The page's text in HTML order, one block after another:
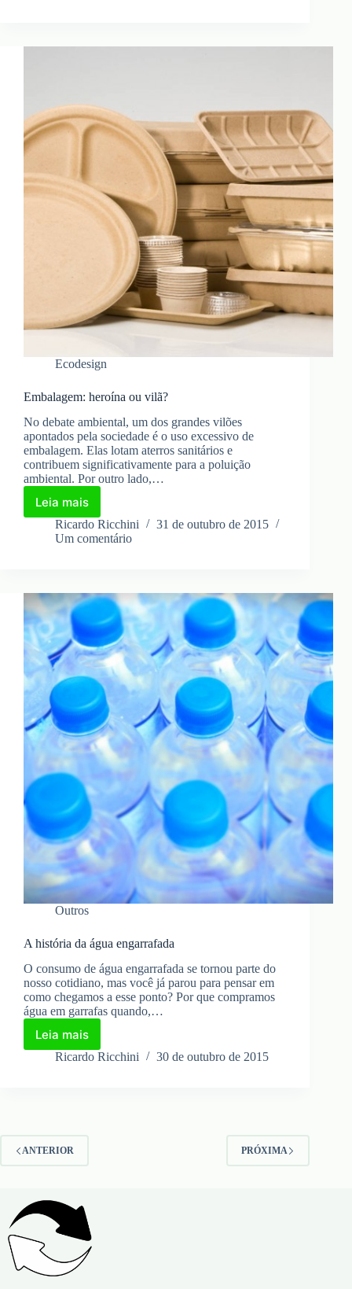
reciclar
Ecodesign
Embalagem: heroína ou vilã?
No debate ambiental, um dos grandes vilões
apontados pela sociedade é o uso excessivo de
embalagem. Elas lotam aterros sanitários e
contribuem significativamente para a poluição
ambiental. Por outro lado,…
Leia maisEmbalagem:
heroína
ou
Ricardo Ricchini
31 de outubro de 2015
Um comentário
Outros
A história da água engarrafada
O consumo de água engarrafada se tornou parte do
nosso cotidiano, mas você já parou para pensar em
como chegamos a esse ponto? Por que compramos
água em garrafas quando,…
Leia mais
A
história
Ricardo Ricchini 30 de outubro de 2015
ANTERIOR PRÓXIMA